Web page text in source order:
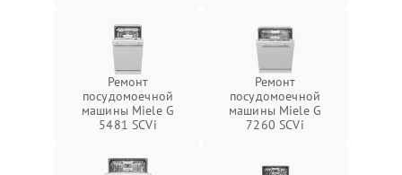
Ремонт
посудомоечной
машины Miele G
5481 SCVi
Ремонт
посудомоечной
машины Miele G
7260 SCVi